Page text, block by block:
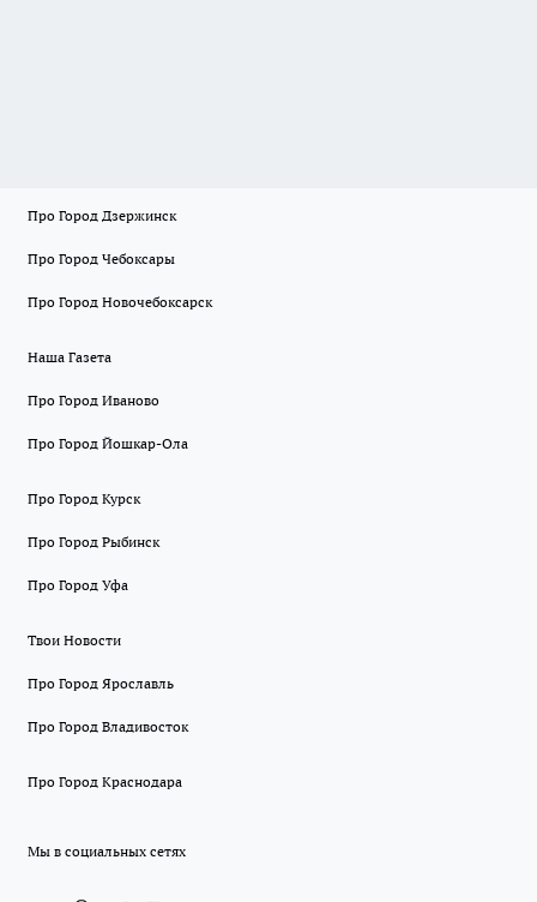
Про Город Дзержинск
Про Город Чебоксары
Про Город Новочебоксарск
Наша Газета
Про Город Иваново
Про Город Йошкар-Ола
Про Город Курск
Про Город Рыбинск
Про Город Уфа
Твои Новости
Про Город Ярославль
Про Город Владивосток
Про Город Краснодара
Мы в социальных сетях